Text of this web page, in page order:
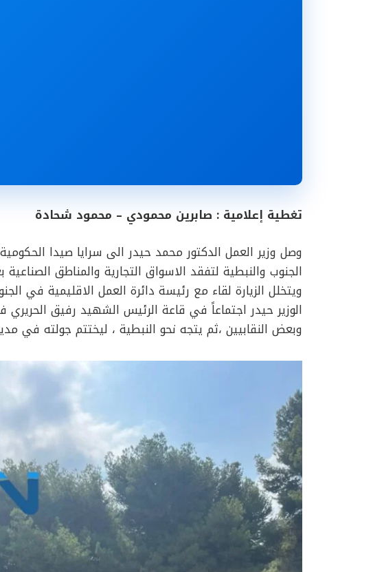
تغطية إعلامية : صابرين محمودي – محمود شحادة
وصل وزير العمل الدكتور محمد حيدر الى سرايا صيدا
الجنوب والنبطية لتفقد الاسواق التجارية والمناطق
ويتخلل الزيارة لقاء مع رئيسة دائرة العمل الاقليمية في
الوزير حيدر اجتماعاً في قاعة الرئيس الشهيد رفيق الحريري
وبعض النقابيين ،ثم يتجه نحو النبطية ، ليختتم جولته في